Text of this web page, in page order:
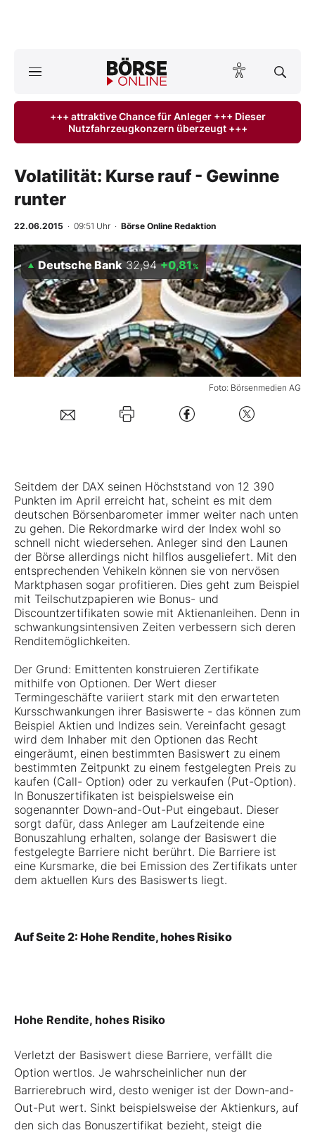
ktuelle Ausgabe BÖRSE ONLINE lesen
Anlageprodukte
Finanz-Check
BO-Musterdepots
Experten
Mein B:O
Kontakt
+++ attraktive Chance für Anleger +++ Dieser
Nutzfahrzeugkonzern überzeugt +++
Volatilität: Kurse rauf - Gewinne
runter
22.06.2015 · 09:51 Uhr · Börse Online Redaktion
Foto: Börsenmedien AG
Deutsche Bank 32,94 +0,81%
Seitdem der DAX seinen Höchststand von 12 390
Punkten im April erreicht hat, scheint es mit dem
deutschen Börsenbarometer immer weiter nach unten
zu gehen. Die Rekordmarke wird der Index wohl so
schnell nicht wiedersehen. Anleger sind den Launen
der Börse allerdings nicht hilflos ausgeliefert. Mit den
entsprechenden Vehikeln können sie von nervösen
Marktphasen sogar profitieren. Dies geht zum Beispiel
mit Teilschutzpapieren wie Bonus- und
Discountzertifikaten sowie mit Aktienanleihen. Denn in
schwankungsintensiven Zeiten verbessern sich deren
Renditemöglichkeiten.
Der Grund: Emittenten konstruieren Zertifikate
mithilfe von Optionen. Der Wert dieser
Termingeschäfte variiert stark mit den erwarteten
Kursschwankungen ihrer Basiswerte - das können zum
Beispiel Aktien und Indizes sein. Vereinfacht gesagt
wird dem Inhaber mit den Optionen das Recht
eingeräumt, einen bestimmten Basiswert zu einem
bestimmten Zeitpunkt zu einem festgelegten Preis zu
kaufen (Call- Option) oder zu verkaufen (Put-Option).
In Bonuszertifikaten ist beispielsweise ein
sogenannter Down-and-Out-Put eingebaut. Dieser
sorgt dafür, dass Anleger am Laufzeitende eine
Bonuszahlung erhalten, solange der Basiswert die
festgelegte Barriere nicht berührt. Die Barriere ist
eine Kursmarke, die bei Emission des Zertifikats unter
dem aktuellen Kurs des Basiswerts liegt.
Auf Seite 2: Hohe Rendite, hohes Risiko
Hohe Rendite, hohes Risiko
Verletzt der Basiswert diese Barriere, verfällt die
Option wertlos. Je wahrscheinlicher nun der
Barrierebruch wird, desto weniger ist der Down-and-
Out-Put wert. Sinkt beispielsweise der Aktienkurs, auf
den sich das Bonuszertifikat bezieht, steigt die